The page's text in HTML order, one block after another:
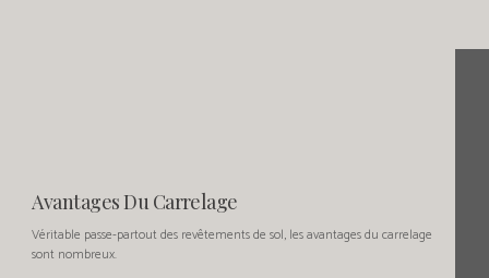
Avantages Du Carrelage
Véritable passe-partout des revêtements de sol, les avantages du carrelage
sont nombreux.